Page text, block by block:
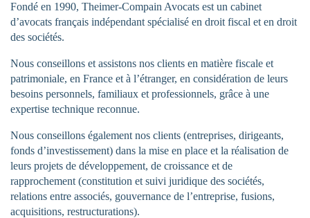
Fondé en 1990, Theimer-Compain Avocats est un cabinet
d’avocats français indépendant spécialisé en droit fiscal et en droit
des sociétés.
Nous conseillons et assistons nos clients en matière fiscale et
patrimoniale, en France et à l’étranger, en considération de leurs
besoins personnels, familiaux et professionnels, grâce à une
expertise technique reconnue.
Nous conseillons également nos clients (entreprises, dirigeants,
fonds d’investissement) dans la mise en place et la réalisation de
leurs projets de développement, de croissance et de
rapprochement (constitution et suivi juridique des sociétés,
relations entre associés, gouvernance de l’entreprise, fusions,
acquisitions, restructurations).